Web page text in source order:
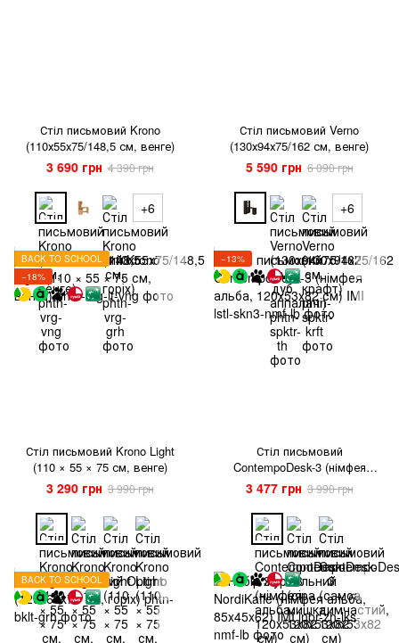
Стіл письмовий Krono
(110х55х75/148,5 см, венге)
3 690 грн 4 390 грн
+6
Стіл письмовий Verno
(130х94х75/162 см, венге)
5 590 грн 6 090 грн
+6
BACK TO SCHOOL
−18%
Стіл письмовий Krono Light
(110 × 55 × 75 см, венге)
3 290 грн 3 990 грн
−13%
Стіл письмовий
ContempoDesk-3 (німфея
альба, 120х53х82 см) IMI
3 477 грн 3 990 грн
BACK TO SCHOOL